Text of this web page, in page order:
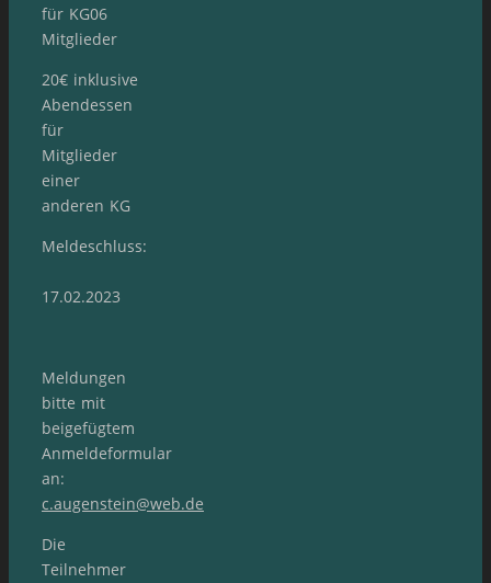
für KG06
Mitglieder
20€ inklusive
Abendessen
für
Mitglieder
einer
anderen KG
Meldeschluss:
17.02.2023
Meldungen
bitte mit
beigefügtem
Anmeldeformular
an:
c.augenstein@web.de
Die
Teilnehmer